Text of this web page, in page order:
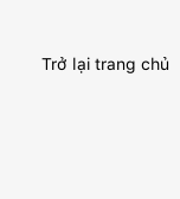
Trở lại trang chủ